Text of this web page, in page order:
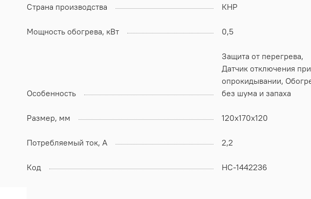
Страна производства КНР
Мощность обогрева, кВт 0,5
Особенность
Защита от перегрева,
Датчик отключения при
опрокидывании, Обогрев
без шума и запаха
Размер, мм 120x170x120
Потребляемый ток, А 2,2
Код НС-1442236